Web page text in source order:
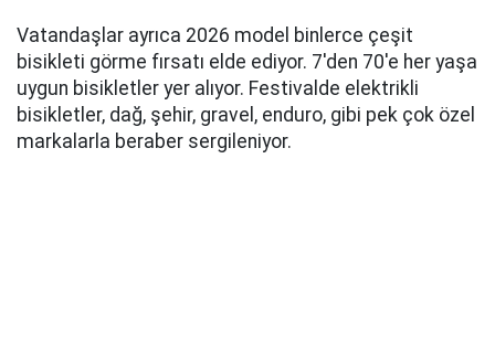
Vatandaşlar ayrıca 2026 model binlerce çeşit
bisikleti görme fırsatı elde ediyor. 7'den 70'e her yaşa
uygun bisikletler yer alıyor. Festivalde elektrikli
bisikletler, dağ, şehir, gravel, enduro, gibi pek çok özel
markalarla beraber sergileniyor.